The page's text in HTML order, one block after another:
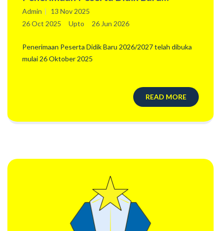
2026/2027
Admin
13 Nov 2025
26 Oct 2025
Upto 26 Jun 2026
Penerimaan Peserta Didik Baru 2026/2027 telah dibuka
mulai 26 Oktober 2025
READ MORE